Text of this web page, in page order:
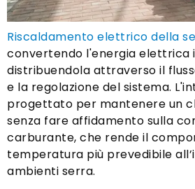
Riscaldamento elettrico della
convertendo l'energia elettrica
distribuendola attraverso il
e la regolazione del sistema.
progettato per mantenere un
senza fare affidamento sulla
carburante, che rende il
temperatura più prevedibile
ambienti serra.